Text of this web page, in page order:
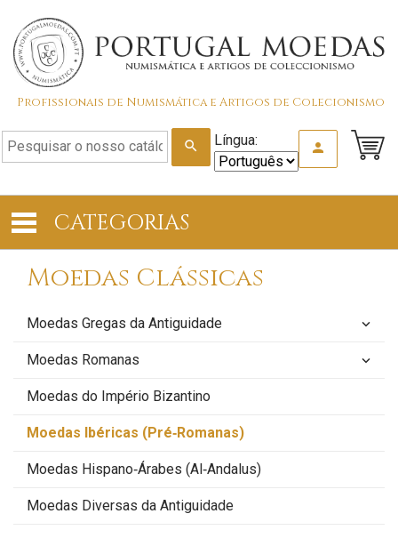
Profissionais de Numismática e Artigos de Colecionismo
search Língua: person
CATEGORIAS
Moedas Clássicas
Moedas Gregas da Antiguidade keyboard_arrow_down
Moedas Romanas keyboard_arrow_down
Moedas do Império Bizantino
Moedas Ibéricas (Pré‑Romanas)
Moedas Hispano‑Árabes (Al‑Andalus)
Moedas Diversas da Antiguidade